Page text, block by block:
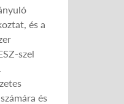
és a
szel
és